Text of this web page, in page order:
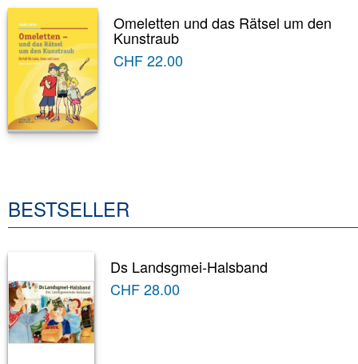
Omeletten und das Rätsel um den
Kunstraub
CHF22.00
BESTSELLER
Ds Landsgmei-Halsband
CHF28.00